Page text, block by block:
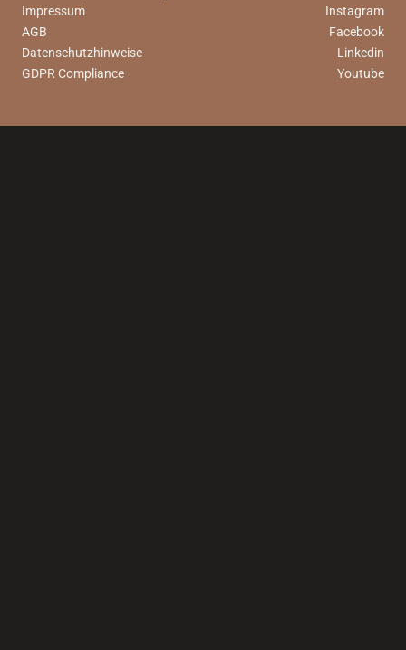
Impressum
AGB
Datenschutzhinweise
GDPR Compliance
Instagram
Facebook
Linkedin
Youtube